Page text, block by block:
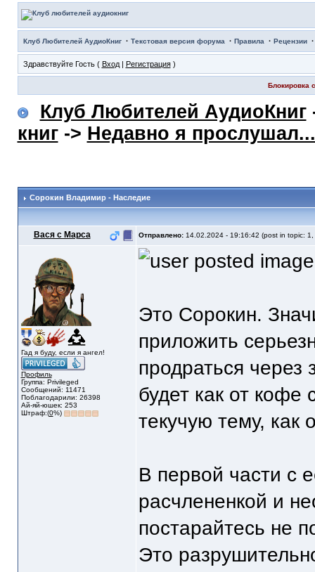
Клуб Любителей АудиоКниг· Текстовая версия форума · Правила · Рецензии
Здравствуйте Гость ( Вход| Регистрация)
Блокировка
Клуб Любителей АудиоКниг
книг-> Недавно я прослушал...
Сорокин Владимир - Наследие
Вася с Марса Отправлено: 14.02.2024 - 19:16:42 (post in topic: 1,
Гад я буду, если я ангел!
Профиль
Группа: Privileged
Сообщений: 11471
Поблагодарили: 26398
Ай-яй-юшек: 253
Штраф:(0%)
Это Сорокин.
приложить
продраться через
будет как от
текучую тему, как
В первой части с
расчлененкой и
постарайтесь не
Это